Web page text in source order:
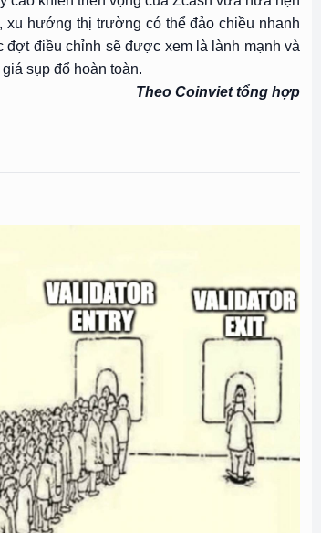
hướng thị trường có thể đảo chiều nhanh
điều chỉnh sẽ được xem là lành mạnh và
sụp đổ hoàn toàn.
Theo Coinviet tổng hợp